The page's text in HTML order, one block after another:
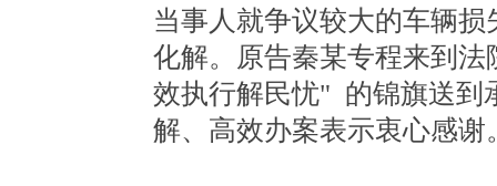
当事人就争议较大的车辆
化解。原告秦某专程来到
效执行解民忧" 的锦旗送到
解、高效办案表示衷心感谢